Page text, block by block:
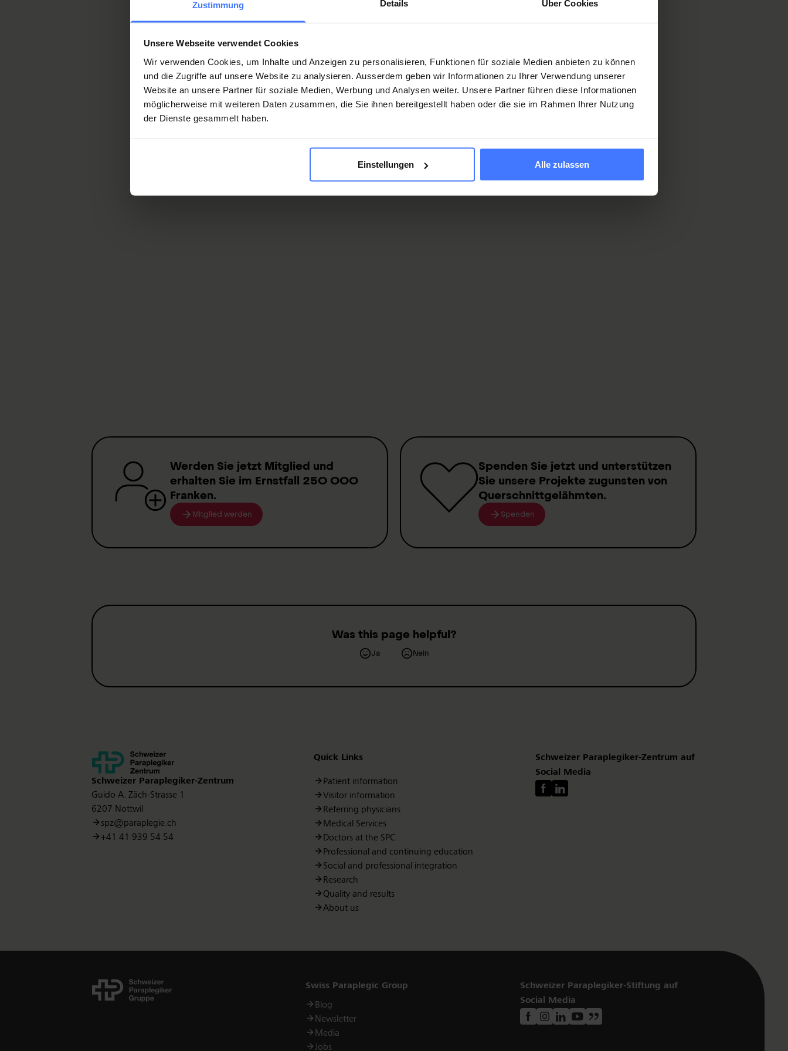
Zustimmung Details Über Cookies
Unsere Webseite verwendet Cookies
Wir verwenden Cookies, um Inhalte und Anzeigen zu personalisieren, Funktionen für soziale Medien anbieten zu können
und die Zugriffe auf unsere Website zu analysieren. Ausserdem geben wir Informationen zu Ihrer Verwendung unserer
Website an unsere Partner für soziale Medien, Werbung und Analysen weiter. Unsere Partner führen diese Informationen
möglicherweise mit weiteren Daten zusammen, die Sie ihnen bereitgestellt haben oder die sie im Rahmen Ihrer Nutzung
der Dienste gesammelt haben.
Einstellungen Alle zulassen
Patient information brochure
Patient information PDF 3.02 MB)
Nottwil Privé - Our offer: Additional services for patients with private and semi-private
Werden Sie jetzt Mitglied und
erhalten Sie im Ernstfall 250 000
Franken.
Mitglied werden
Spenden Sie jetzt und unterstützen
Sie unsere Projekte zugunsten von
Querschnittgelähmten.
Spenden
Was this page helpful?
Ja Nein
Kontakt
Schweizer Paraplegiker-Zentrum
Guido A. Zäch-Strasse 1
6207 Nottwil
spz@paraplegie.ch
+41 41 939 54 54
Quick Links
Patient information
Visitor information
Referring physicians
Medical Services
Doctors at the SPC
Professional and continuing education
Social and professional integration
Research
Quality and results
About us
Schweizer Paraplegiker-Zentrum auf
Social Media
Links
Swiss Paraplegic Group
Blog
Newsletter
Media
Jobs
Schweizer Paraplegiker-Stiftung auf
Social Media